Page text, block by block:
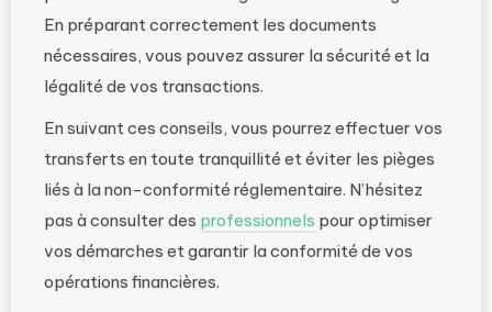
En préparant correctement les documents
nécessaires, vous pouvez assurer la sécurité et la
légalité de vos transactions.
En suivant ces conseils, vous pourrez effectuer vos
transferts en toute tranquillité et éviter les pièges
liés à la non-conformité réglementaire. N’hésitez
pas à consulter des professionnels pour optimiser
vos démarches et garantir la conformité de vos
opérations financières.